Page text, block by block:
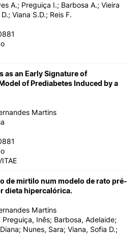
A.; Preguiça I.; Barbosa A.; Vieira
Viana S.D.; Reis F.
as an Early Signature of
of Prediabetes Induced by a
Martins
de mirtilo num modelo de rato pré-
dieta hipercalórica.
Martins
Preguiça, Inês; Barbosa, Adelaide;
Nunes, Sara; Viana, Sofia D.;